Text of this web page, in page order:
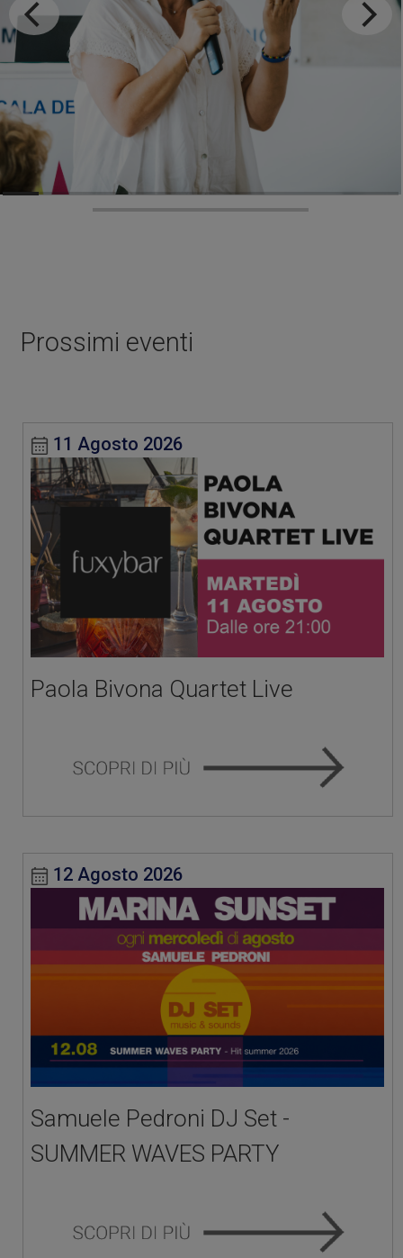
Prossimi eventi
11 Agosto 2026
Paola Bivona Quartet Live
12 Agosto 2026
Samuele Pedroni DJ Set -
SUMMER WAVES PARTY